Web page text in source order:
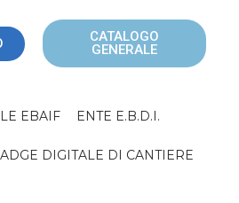
CATALOGO
GENERALE
EBAIF ENTE E.B.D.I.
DIGITALE DI CANTIERE